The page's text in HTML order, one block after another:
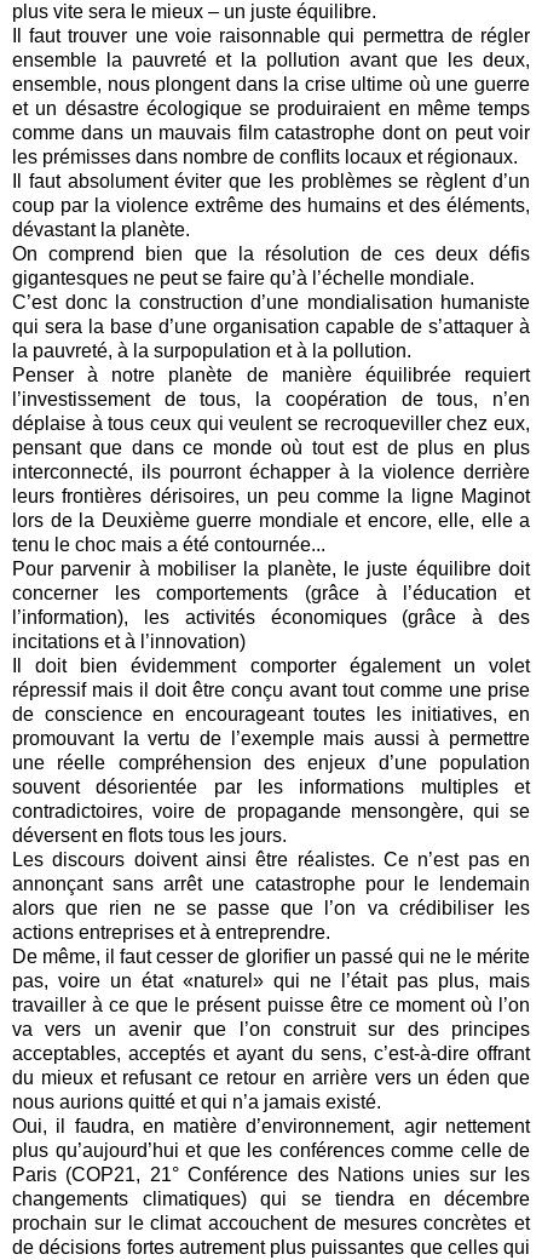
plus vite sera le mieux – un juste équilibre.
Il faut trouver une voie raisonnable qui permettra de régler
ensemble la pauvreté et la pollution avant que les deux,
ensemble, nous plongent dans la crise ultime où une guerre
et un désastre écologique se produiraient en même temps
comme dans un mauvais film catastrophe dont on peut voir
les prémisses dans nombre de conflits locaux et régionaux.
Il faut absolument éviter que les problèmes se règlent d’un
coup par la violence extrême des humains et des éléments,
dévastant la planète.
On comprend bien que la résolution de ces deux défis
gigantesques ne peut se faire qu’à l’échelle mondiale.
C’est donc la construction d’une mondialisation humaniste
qui sera la base d’une organisation capable de s’attaquer à
la pauvreté, à la surpopulation et à la pollution.
Penser à notre planète de manière équilibrée requiert
l’investissement de tous, la coopération de tous, n’en
déplaise à tous ceux qui veulent se recroqueviller chez eux,
pensant que dans ce monde où tout est de plus en plus
interconnecté, ils pourront échapper à la violence derrière
leurs frontières dérisoires, un peu comme la ligne Maginot
lors de la Deuxième guerre mondiale et encore, elle, elle a
tenu le choc mais a été contournée...
Pour parvenir à mobiliser la planète, le juste équilibre doit
concerner les comportements (grâce à l’éducation et
l’information), les activités économiques (grâce à des
incitations et à l’innovation)
Il doit bien évidemment comporter également un volet
répressif mais il doit être conçu avant tout comme une prise
de conscience en encourageant toutes les initiatives, en
promouvant la vertu de l’exemple mais aussi à permettre
une réelle compréhension des enjeux d’une population
souvent désorientée par les informations multiples et
contradictoires, voire de propagande mensongère, qui se
déversent en flots tous les jours.
Les discours doivent ainsi être réalistes. Ce n’est pas en
annonçant sans arrêt une catastrophe pour le lendemain
alors que rien ne se passe que l’on va crédibiliser les
actions entreprises et à entreprendre.
De même, il faut cesser de glorifier un passé qui ne le mérite
pas, voire un état «naturel» qui ne l’était pas plus, mais
travailler à ce que le présent puisse être ce moment où l’on
va vers un avenir que l’on construit sur des principes
acceptables, acceptés et ayant du sens, c’est-à-dire offrant
du mieux et refusant ce retour en arrière vers un éden que
nous aurions quitté et qui n’a jamais existé.
Oui, il faudra, en matière d’environnement, agir nettement
plus qu’aujourd’hui et que les conférences comme celle de
Paris (COP21, 21° Conférence des Nations unies sur les
changements climatiques) qui se tiendra en décembre
prochain sur le climat accouchent de mesures concrètes et
de décisions fortes autrement plus puissantes que celles qui